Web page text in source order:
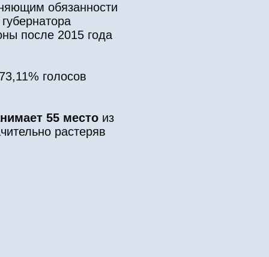
обязанности
после 2015 года
голосов
55 место из
растеряв